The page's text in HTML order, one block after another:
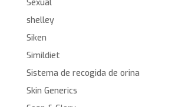
Sexual
shelley
Siken
Simildiet
Sistema de recogida de orina
Skin Generics